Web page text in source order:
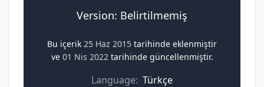
Version: Belirtilmemiş
Bu içerik 25 Haz 2015 tarihinde eklenmiştir
ve 01 Nis 2022 tarihinde güncellenmiştir.
Language: Türkçe